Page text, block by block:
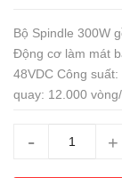
Bộ Spindle 300W
Động cơ làm mát
48VDC Công
quay: 12.000
- +